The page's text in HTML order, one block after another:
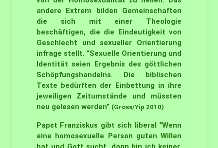
andere Extrem bilden Gemeinschaften
die sich mit einer Theologie
beschäftigen, die die Eindeutigkeit von
Geschlecht und sexueller Orientierung
infrage stellt. “Sexuelle Orientierung und
Identität seien Ergebnis des göttlichen
Schöpfungshandelns. Die biblischen
Texte bedürften der Einbettung in ihre
jeweiligen Zeitumstände und müssten
neu gelesen werden” (Gross/Yip 2010)
Papst Franziskus gibt sich liberal “Wenn
eine homosexuelle Person guten Willen